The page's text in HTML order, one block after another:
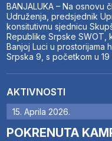
BANJALUKA – Na osnovu
Udruženja, predsjednik
konsitutivnu sjednicu
Republike Srpske SWOT,
Banjoj Luci u prostorijama
Srpska 9, s početkom u
AKTIVNOSTI
15. Aprila 2026.
POKRENUTA